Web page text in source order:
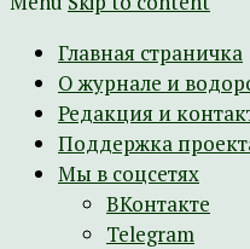
Главная страничка
О журнале и
Редакция и
Поддержка
Мы в соцсетях
ВКонтакте
Telegram